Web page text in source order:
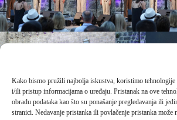
Kako bismo pružili najbolja iskustva, koristimo tehnologije
i/ili pristup informacijama o uređaju. Pristanak na ove
obradu podataka kao što su ponašanje pregledavanja ili
stranici. Nedavanje pristanka ili povlačenje pristanka može